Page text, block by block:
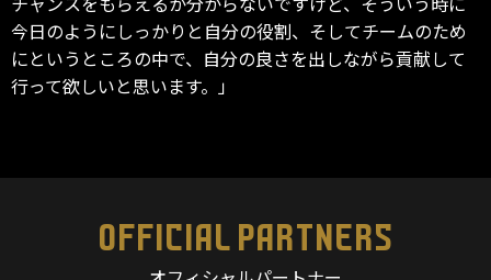
今日のようにしっかりと自分の役割、そしてチームのため
にというところの中で、自分の良さを出しながら貢献して
行って欲しいと思います。」
OFFICIAL PARTNERS